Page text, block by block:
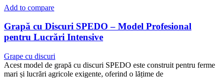
Add to compare
Grapă cu Discuri SPEDO – Model Profesional
pentru Lucrări Intensive
Grape cu discuri
Acest model de grapă cu discuri SPEDO este construit pentru ferme
mari și lucrări agricole exigente, oferind o lățime de